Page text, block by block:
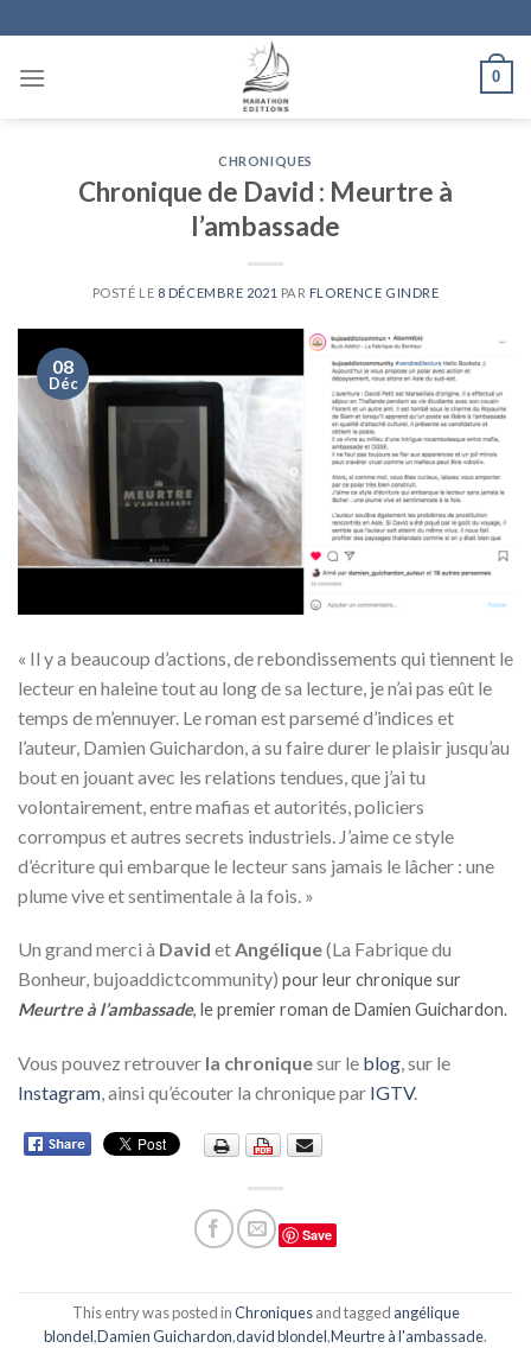
to
content
0
CHRONIQUES
Chronique de David : Meurtre à
l’ambassade
POSTÉ LE 8 DÉCEMBRE 2021 PAR FLORENCE GINDRE
08
Déc
« Il y a beaucoup d’actions, de rebondissements qui tiennent le
lecteur en haleine tout au long de sa lecture, je n’ai pas eût le
temps de m’ennuyer. Le roman est parsemé d’indices et
l’auteur, Damien Guichardon, a su faire durer le plaisir jusqu’au
bout en jouant avec les relations tendues, que j’ai tu
volontairement, entre mafias et autorités, policiers
corrompus et autres secrets industriels. J’aime ce style
d’écriture qui embarque le lecteur sans jamais le lâcher : une
plume vive et sentimentale à la fois. »
Un grand merci à David etAngélique(La Fabrique du
Bonheur, bujoaddictcommunity) pour leur chronique sur
Meurtre à l’ambassade, le premier roman de Damien Guichardon.
Vous pouvez retrouver la chroniquesur le blog, sur le
Instagram, ainsi qu’écouter la chronique par IGTV.
Save
This entry was posted inChroniquesand tagged angélique
blondel,Damien Guichardon,david blondel,Meurtre à l'ambassade.